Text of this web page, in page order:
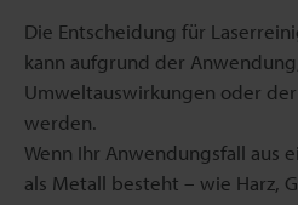
Die Entscheidung für
kann aufgrund der
Umweltauswirkungen oder
werden.
Wenn Ihr Anwendungsfall aus
als Metall besteht – wie Harz,